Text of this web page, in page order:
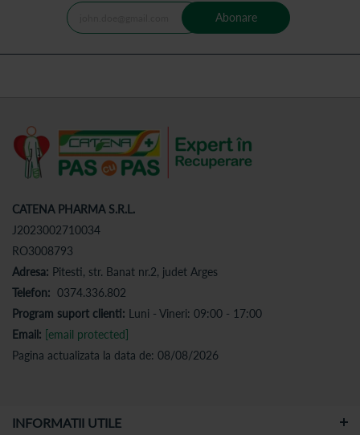
Abonare
CATENA PHARMA S.R.L.
J2023002710034
RO3008793
Adresa: Pitesti, str. Banat nr.2, judet Arges
Telefon: 0374.336.802
Program suport clienti: Luni - Vineri: 09:00 - 17:00
Email: [email protected]
Pagina actualizata la data de: 08/08/2026
INFORMATII UTILE